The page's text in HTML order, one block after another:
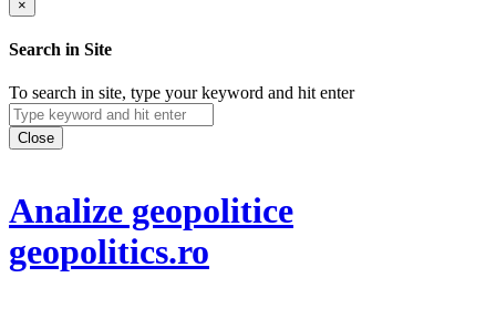
×
Search in Site
To search in site, type your keyword and hit enter
Close
Analize geopolitice
geopolitics.ro